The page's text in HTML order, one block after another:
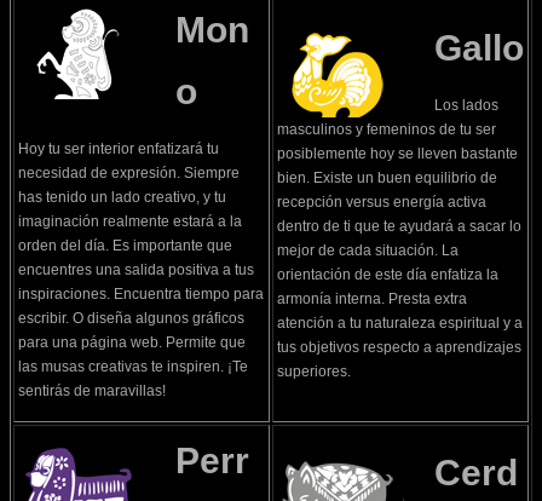
Mon
o
Hoy tu ser interior enfatizará tu
necesidad de expresión. Siempre
has tenido un lado creativo, y tu
imaginación realmente estará a la
orden del día. Es importante que
encuentres una salida positiva a tus
inspiraciones. Encuentra tiempo para
escribir. O diseña algunos gráficos
para una página web. Permite que
las musas creativas te inspiren. ¡Te
sentirás de maravillas!
Gallo
Los lados
masculinos y femeninos de tu ser
posiblemente hoy se lleven bastante
bien. Existe un buen equilibrio de
recepción versus energía activa
dentro de ti que te ayudará a sacar lo
mejor de cada situación. La
orientación de este día enfatiza la
armonía interna. Presta extra
atención a tu naturaleza espiritual y a
tus objetivos respecto a aprendizajes
superiores.
Perr
Cerd